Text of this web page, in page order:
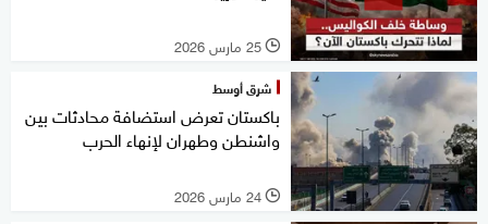
l 25 مارس 2026
شرق أوسط
باكستان تعرض استضافة محادثات بين
واشنطن وطهران لإنهاء الحرب
l 24 مارس 2026